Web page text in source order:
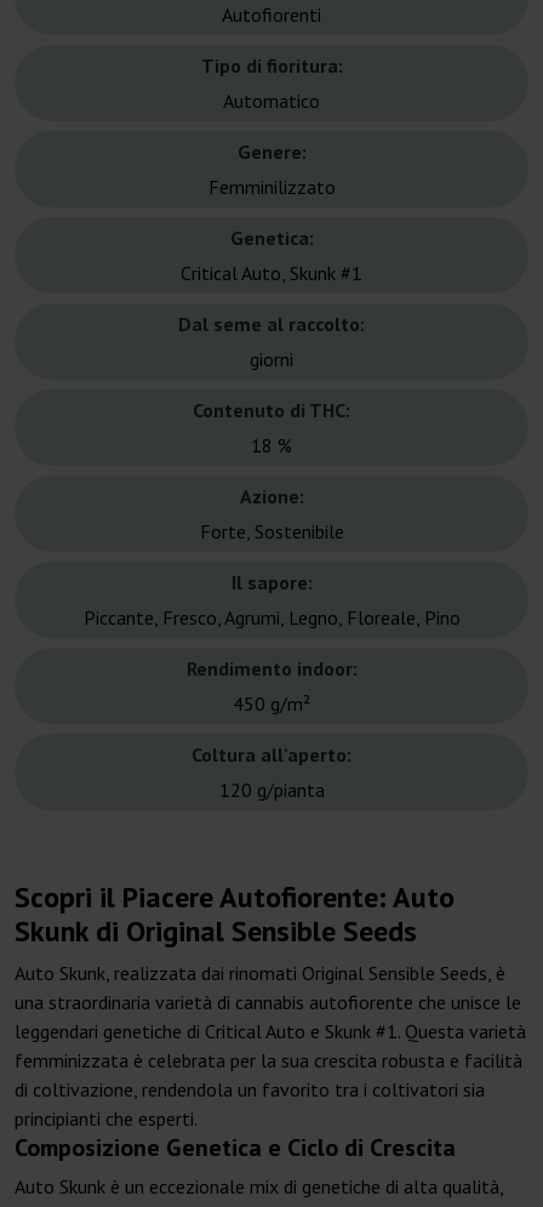
Autofiorenti
Tipo di fioritura:
Automatico
Genere:
Femminilizzato
Genetica:
Critical Auto, Skunk #1
Dal seme al raccolto:
giorni
Contenuto di THC:
18 %
Azione:
Forte, Sostenibile
Il sapore:
Piccante, Fresco, Agrumi, Legno, Floreale, Pino
Rendimento indoor:
450 g/m²
Coltura all'aperto:
120 g/pianta
Scopri il Piacere Autofiorente: Auto
Skunk di Original Sensible Seeds
Auto Skunk, realizzata dai rinomati Original Sensible Seeds, è
una straordinaria varietà di cannabis autofiorente che unisce le
leggendari genetiche di Critical Auto e Skunk #1. Questa varietà
femminizzata è celebrata per la sua crescita robusta e facilità
di coltivazione, rendendola un favorito tra i coltivatori sia
principianti che esperti.
Composizione Genetica e Ciclo di Crescita
Auto Skunk è un eccezionale mix di genetiche di alta qualità,